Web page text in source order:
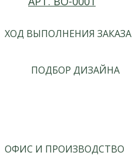
ХОД ВЫПОЛНЕНИЯ ЗАКАЗА
ПОДБОР ДИЗАЙНА
ОФИС И ПРОИЗВОДСТВО